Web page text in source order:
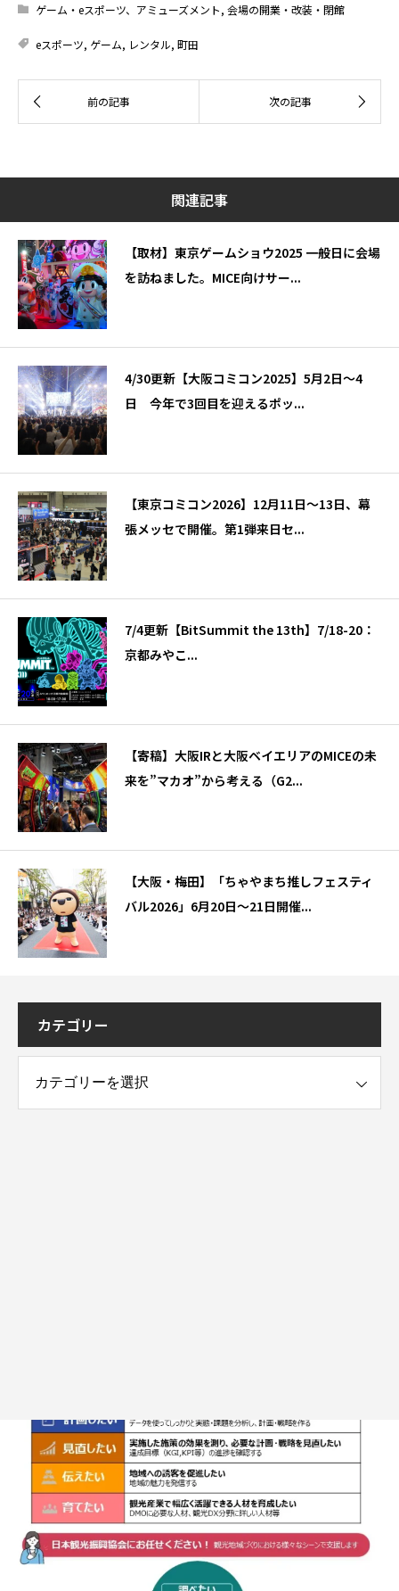
ゲーム・eスポーツ、アミューズメント, 会場の開業・改装・閉館
eスポーツ, ゲーム, レンタル, 町田
関連記事
【取材】東京ゲームショウ2025 一般日に会場
を訪ねました。MICE向けサー...
4/30更新【大阪コミコン2025】5月2日～4
日 今年で3回目を迎えるポッ...
【東京コミコン2026】12月11日～13日、幕
張メッセで開催。第1弾来日セ...
7/4更新【BitSummit the 13th】7/18-20：
京都みやこ...
【寄稿】大阪IRと大阪ベイエリアのMICEの未
来を”マカオ”から考える（G2...
【大阪・梅田】「ちゃやまち推しフェスティ
バル2026」6月20日～21日開催...
カテゴリー